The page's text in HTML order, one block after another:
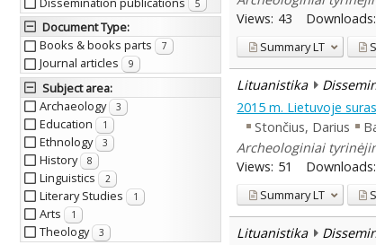
5
Document Type:
Books & books parts
7
Journal articles 9
Subject area:
Archaeology
3
Education 1
Ethnology 3
History 8
Linguistics 2
Literary Studies 1
Arts 1
Theology 3
Views: 43 Downloads:
SummaryLT
Lituanistika
2015 m. Lietuvoje
Stončius, Darius
Archeologiniai
Views: 51 Downloads:
SummaryLT
Lituanistika